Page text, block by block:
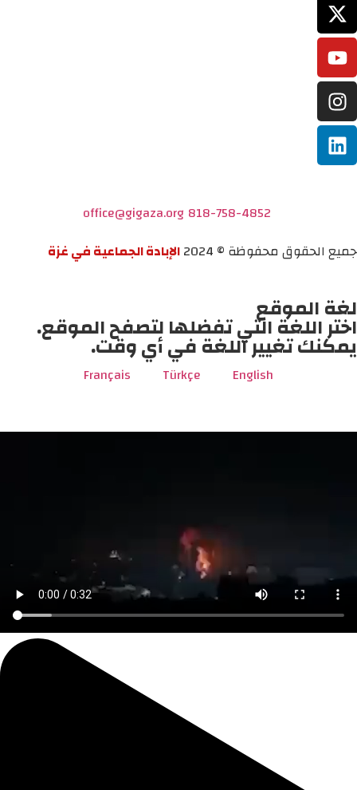
818-758-4852
office@gigaza.org
جميع الحقوق محفوظة © 2024
الإبادة الجماعية في غزة
لغة الموقع
اختر اللغة التي تفضلها لتصفح الموقع.
يمكنك تغيير اللغة في أي وقت.
English
Türkçe
Français